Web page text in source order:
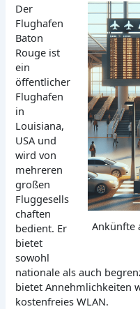
Ankünfte
Der
Flughafen
Baton
Rouge ist
ein
öffentlicher
Flughafen
in
Louisiana,
USA und
wird von
mehreren
großen
Fluggesells
chaften
bedient. Er
bietet
sowohl
nationale als auch
bietet Annehmlichkeiten
kostenfreies WLAN.